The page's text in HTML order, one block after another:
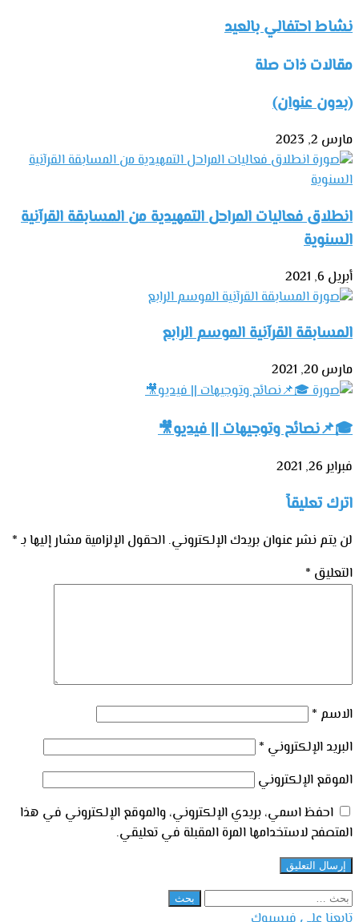
نشاط احتفالي بالعيد
مقالات ذات صلة
(بدون عنوان)
مارس 2, 2023
انطلاق فعاليات المراحل التمهيدية من المسابقة القرآنية
السنوية
أبريل 6, 2021
المسابقة القرآنية الموسم الرابع
مارس 20, 2021
🎓📌نصائح وتوجيهات || فيديو🎥
فبراير 26, 2021
اترك تعليقاً
لن يتم نشر عنوان بريدك الإلكتروني. الحقول الإلزامية مشار إليها بـ *
التعليق *
الاسم *
البريد الإلكتروني *
الموقع الإلكتروني
احفظ اسمي، بريدي الإلكتروني، والموقع الإلكتروني في هذا
المتصفح لاستخدامها المرة المقبلة في تعليقي.
البحث